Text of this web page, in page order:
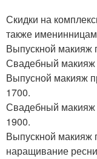
Скидки на
также
Выпускной макияж
Свадебный макияж
Выпусной макияж
1700.
Свадебный макияж
1900.
Выпускной макияж
наращивание